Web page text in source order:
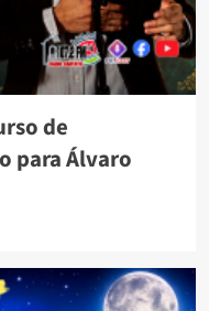
de
para Álvaro